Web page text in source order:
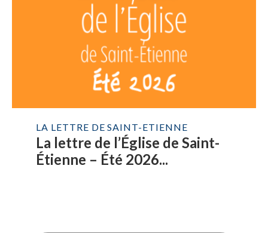
LA LETTRE DE SAINT-ETIENNE
La lettre de l’Église de Saint-
Étienne – Été 2026...